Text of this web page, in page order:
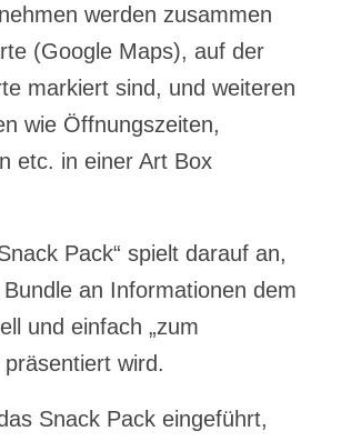
werden zusammen
(Google Maps), auf der
markiert sind, und weiteren
wie Öffnungszeiten,
etc. in einer Art Box
Pack“ spielt darauf an,
an Informationen dem
und einfach „zum
präsentiert wird.
Snack Pack eingeführt,